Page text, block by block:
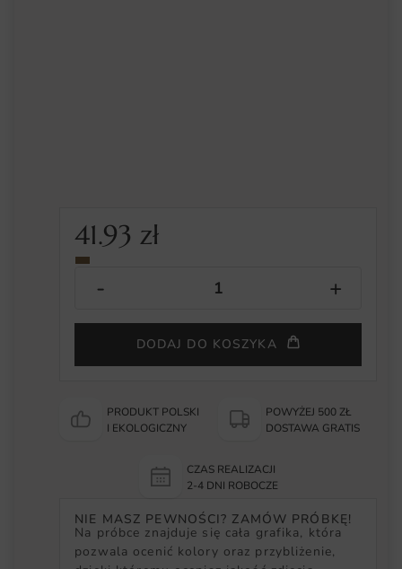
41.93zł
DODAJ DO KOSZYKA
PRODUKT POLSKI
I EKOLOGICZNY
POWYŻEJ 500 ZŁ
DOSTAWA GRATIS
CZAS REALIZACJI
2-4 DNI ROBOCZE
NIE MASZ PEWNOŚCI? ZAMÓW PRÓBKĘ!
Na próbce znajduje się cała grafika, która
pozwala ocenić kolory oraz przybliżenie,